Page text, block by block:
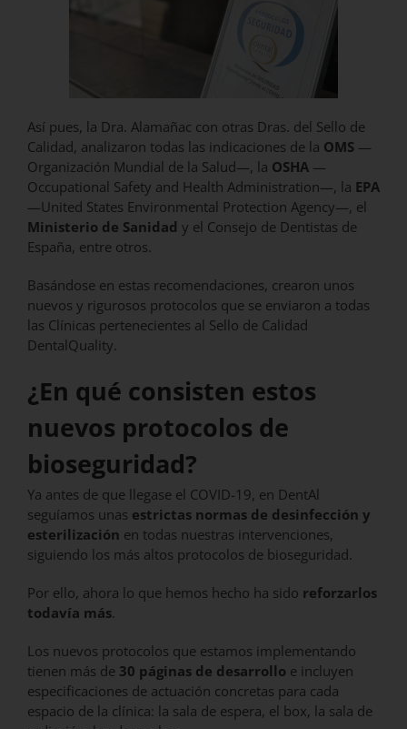
Así pues, la Dra. Alamañac con otras Dras. del Sello de
Calidad, analizaron todas las indicaciones de la OMS —
Organización Mundial de la Salud—, la OSHA —
Occupational Safety and Health Administration—, la EPA
—United States Environmental Protection Agency—, el
Ministerio de Sanidad y el Consejo de Dentistas de
España, entre otros.
Basándose en estas recomendaciones, crearon unos
nuevos y rigurosos protocolos que se enviaron a todas
las Clínicas pertenecientes al Sello de Calidad
DentalQuality.
¿En qué consisten estos
nuevos protocolos de
bioseguridad?
Ya antes de que llegase el COVID-19, en DentAl
seguíamos unas estrictas normas de desinfección y
esterilización en todas nuestras intervenciones,
siguiendo los más altos protocolos de bioseguridad.
Por ello, ahora lo que hemos hecho ha sido reforzarlos
todavía más.
Los nuevos protocolos que estamos implementando
tienen más de 30 páginas de desarrollo e incluyen
especificaciones de actuación concretas para cada
espacio de la clínica: la sala de espera, el box, la sala de